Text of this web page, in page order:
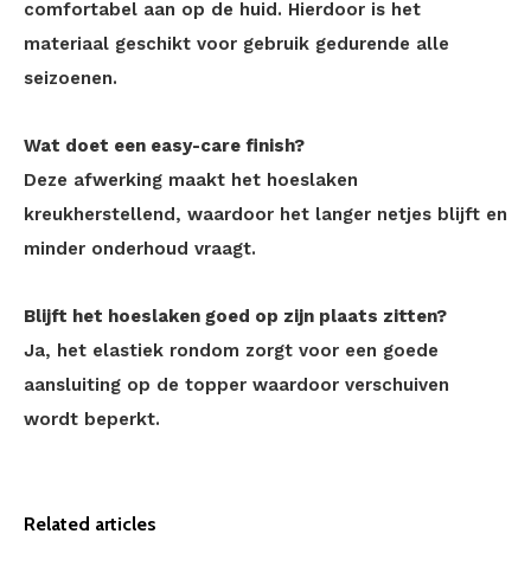
comfortabel aan op de huid. Hierdoor is het
materiaal geschikt voor gebruik gedurende alle
seizoenen.
Wat doet een easy-care finish?
Deze afwerking maakt het hoeslaken
kreukherstellend, waardoor het langer netjes blijft en
minder onderhoud vraagt.
Blijft het hoeslaken goed op zijn plaats zitten?
Ja, het elastiek rondom zorgt voor een goede
aansluiting op de topper waardoor verschuiven
wordt beperkt.
Related articles